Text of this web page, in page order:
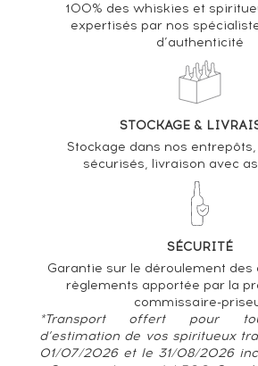
100% des whiskies et
expertisés par nos
d’authenticité
STOCKAGE &
Stockage dans nos
sécurisés, livraison avec
SÉCURITÉ
Garantie sur le déroulement des
règlements apportée par la
commissaire-
*Transport offert pour
d’estimation de vos spiritueux
01/07/2026 et le 31/08/2026